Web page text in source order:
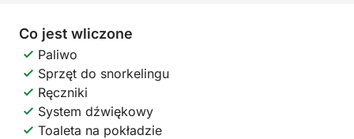
Co jest wliczone
Paliwo
Sprzęt do snorkelingu
Ręczniki
System dźwiękowy
Toaleta na pokładzie